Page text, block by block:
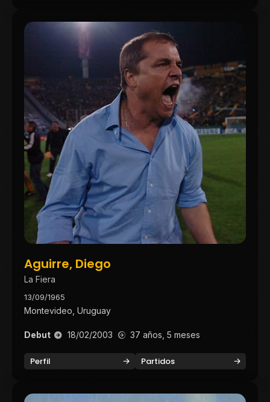
Aguirre, Diego
La Fiera
13/09/1965
Montevideo, Uruguay
Debut 18/02/2003 37 años, 5 meses
Perfil Partidos